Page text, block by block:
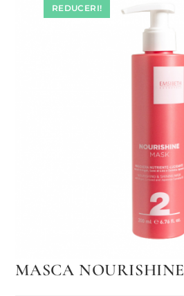
REDUCERI!
MASCA NOURISHINE